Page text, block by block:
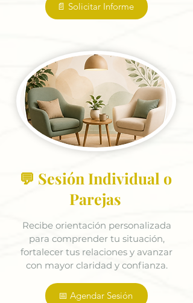
📄 Solicitar Informe
💬 Sesión Individual o
Parejas
Recibe orientación personalizada
para comprender tu situación,
fortalecer tus relaciones y avanzar
con mayor claridad y confianza.
📅 Agendar Sesión